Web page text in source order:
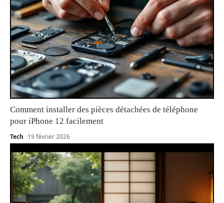
Comment installer des pièces détachées de téléphone
pour iPhone 12 facilement
Tech 19 février 2026